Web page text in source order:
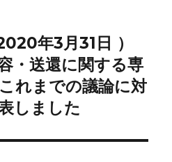
年3月31日 ）
・送還に関する専
れまでの議論に対
しました